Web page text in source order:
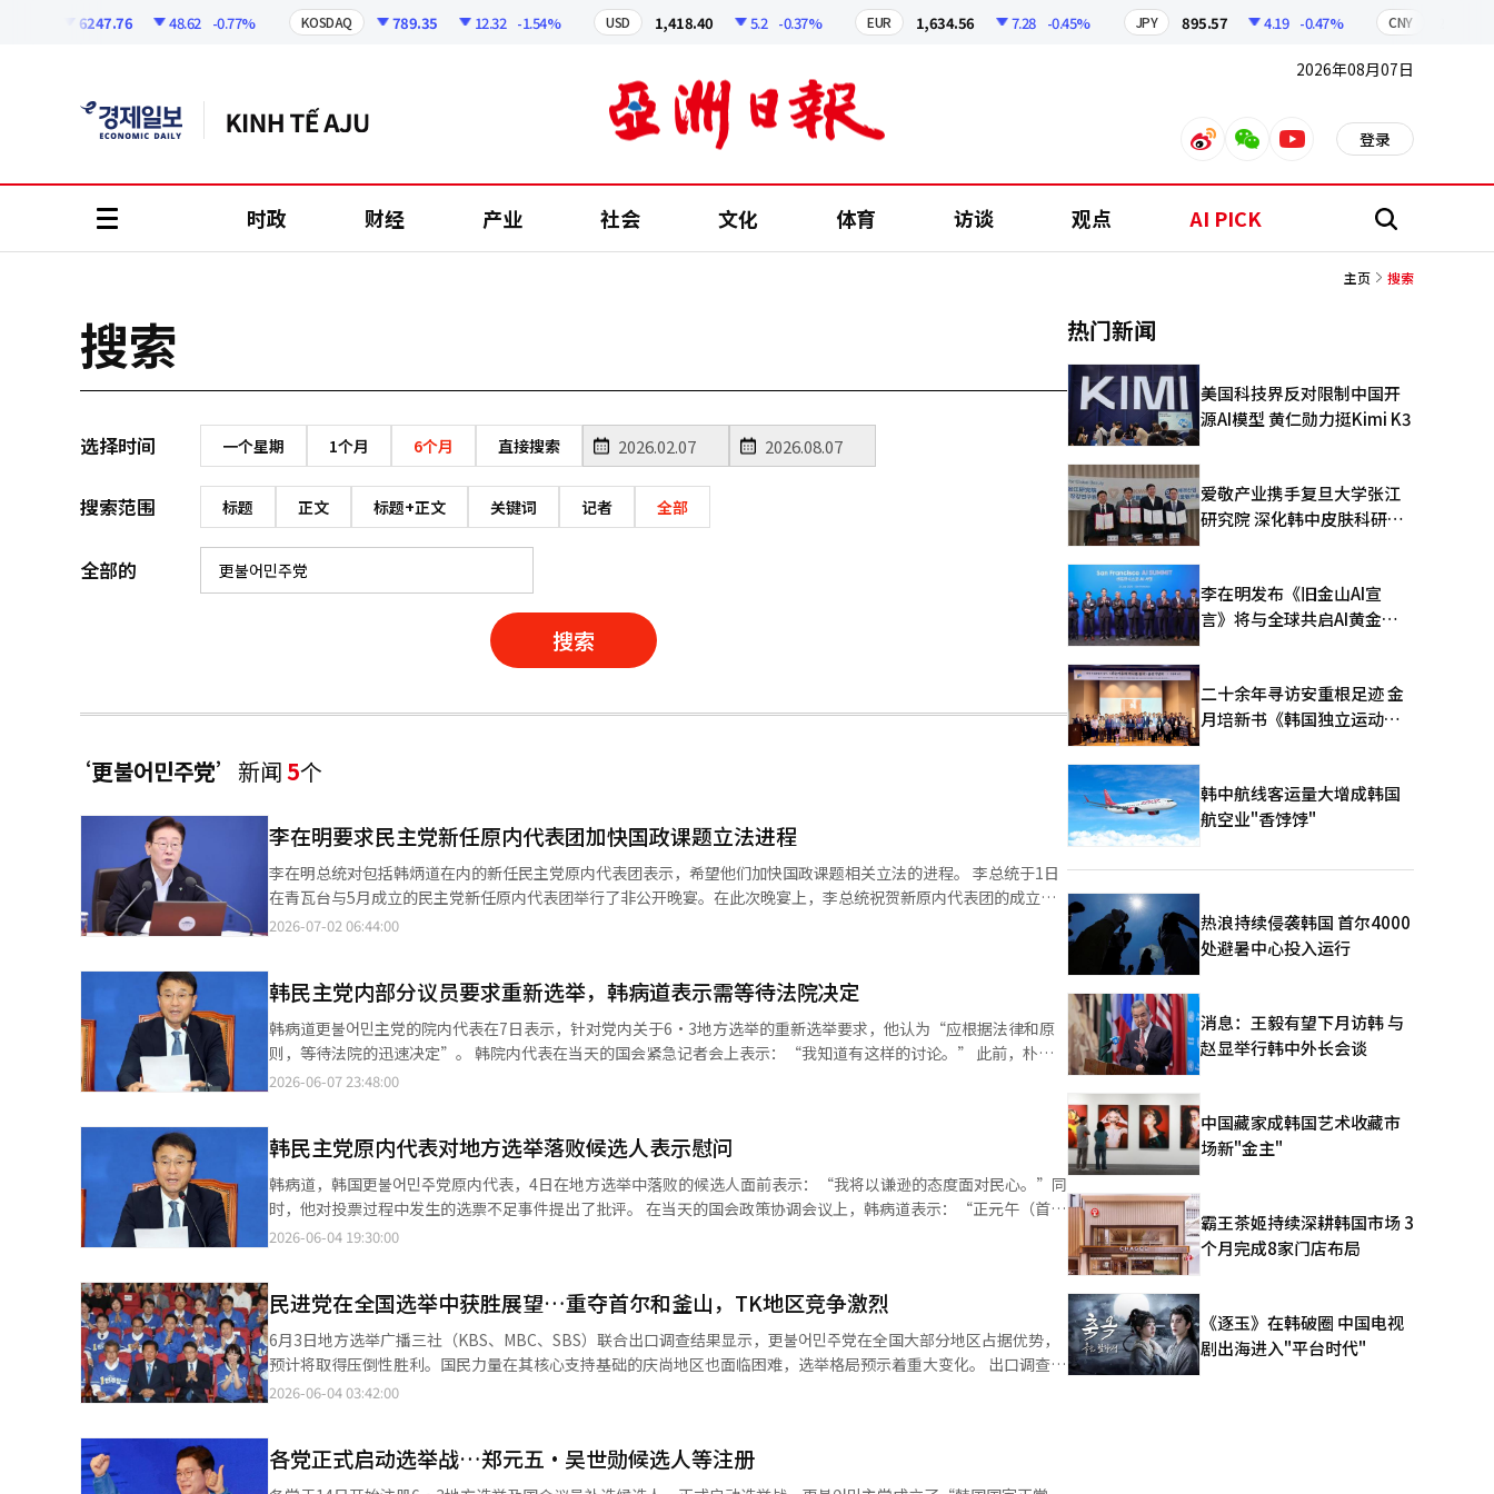
6247.76 48.62 -0.77% KOSDAQ 789.35 12.32 -1.54% USD 1,418.40 5.2 -0.37% EUR 1,634.56 7.28 -0.45% JPY 895.57 4.19 -0.47% CNY
2026年08月07日
weiboweixinyoutube 登录
时政 财经 产业 社会 文化 体育 访谈 观点 AI PICK 搜
主页 搜索
搜索
选择时间 一个星期 1个月 6个月 直接搜索
搜索范围 标题 正文 标题+正文 关键词 记者 全部
全部的
搜索
‘更불어민주党’ 新闻5个
李在明要求民主党新任原内代表团加快国政课题立法进程
李在明总统对包括韩炳道在内的新任民主党原内代表团表示，希望他们加快国政课题相关立法的进程。 李总统于1日
在青瓦台与5月成立的民主党新任原内代表团举行了非公开晚宴。在此次晚宴上，李总统祝贺新原内代表团的成立，
并要求他们加快国政课题相关立法的推进。 民主党原内大代表李周熙在当天的书面简报中传达了这一消息，并表
政府与执政党将更加团结，共同扩展第一年的成果，为民生经济发展创造契机。” 与此同时，李总统在与民主党原内
代表团的晚宴之前，还与前总统文在寅共进午餐。两人就最近的党代会及党内分裂现象进行了讨论，并达成了共同努
力实现团结的共识。※ 本报道经人工智能（AI）系统翻译与编辑。
2026-07-02 06:44:00
韩民主党内部分议员要求重新选举，韩病道表示需等待法院决定
韩病道更불어민主党的院内代表在7日表示，针对党内关于6·3地方选举的重新选举要求，他认为“应根据法律和原
则，等待法院的迅速决定”。 韩院内代表在当天的国会紧急记者会上表示：“我知道有这样的讨论。” 此前，朴善
源议员在Facebook上表示：“投票用纸出现问题的地区应进行重新选举”，并指出“尽管提前投票可以预测需要多
张与赵承来秘书长在选举当天表示“国民力量主张的重新选举毫无价值”的言论相悖。 此外，强俊贤首席发言人在当
天的记者会上表示：“党内并未讨论过重新选举的问题。如果有必要讨论，将在最高委员会上进行。” 与此同时，在
此次选举过程中，首尔松坡区等地出现投票用纸不足，导致投票一度中断的罕见情况。对此，朝野双方均提出了对选
举委员会的责任质疑。※ 本报道经人工智能（AI）系统翻译与编辑。
2026-06-07 23:48:00
韩民主党原内代表对地方选举落败候选人表示慰问
韩病道，韩国更불어민주党原内代表，4日在地方选举中落败的候选人面前表示：“我将以谦逊的态度面对民心。”同
时，他对投票过程中发生的选票不足事件提出了批评。 在当天的国会政策协调会议上，韩病道表示：“正元午（首
尔）、金富谦（大邱）、金庆洙（庆南）、吴仲基（庆北）候选人都非常辛苦。”他强调：“民主党将吸纳候选人的
会自我失职。”他表示：“昨天发生的一系列事件是无法理解和接受的。”并呼吁选举委员会查明原因，制定防止再
次发生的对策，以维护选举信任。 与此同时，民主党在此次地方选举中取得了16个选区中的12个胜利，取得了压倒
性胜利。※ 本报道经人工智能（AI）系统翻译与编辑。
2026-06-04 19:30:00
民进党在全国选举中获胜展望…重夺首尔和釜山，TK地区竞争激烈
6月3日地方选举广播三社（KBS、MBC、SBS）联合出口调查结果显示，更불어민주党在全国大部分地区占据优势，
预计将取得压倒性胜利。国民力量在其核心支持基础的庆尚地区也面临困难，选举格局预示着重大变化。 出口调查结
果显示，民主党在首尔、京畿、仁川等首都圈，以及釜山、蔚山、庆南等地均表现优异，在全国17个广域地方首长中
竞选可能面临失败。 在京畿道知事选举中，民主党候选人秋美爱以60.4%的支持率大幅领先杨向子候选人
（34.1%）。仁川市长选举中，朴赞大候选人以53.7%领先于郑义溥候选人（45.5%），进一步确认了民主党在首都
2026-06-04 03:42:00
各党正式启动选举战…郑元五·吴世勋候选人等注册
热门新闻
美国科技界反对限制中国开
源AI模型 黄仁勋力挺Kimi K3
爱敬产业携手复旦大学张江
研究院 深化韩中皮肤科研合
李在明发布《旧金山AI宣
言》将与全球共启AI黄金时
二十余年寻访安重根足迹 金
月培新书《韩国独立运动圣
韩中航线客运量大增成韩国
航空业"香饽饽"
热浪持续侵袭韩国 首尔4000
处避暑中心投入运行
消息：王毅有望下月访韩 与
赵显举行韩中外长会谈
中国藏家成韩国艺术收藏市
场新"金主"
霸王茶姬持续深耕韩国市场 3
个月完成8家门店布局
《逐玉》在韩破圈 中国电视
剧出海进入"平台时代"